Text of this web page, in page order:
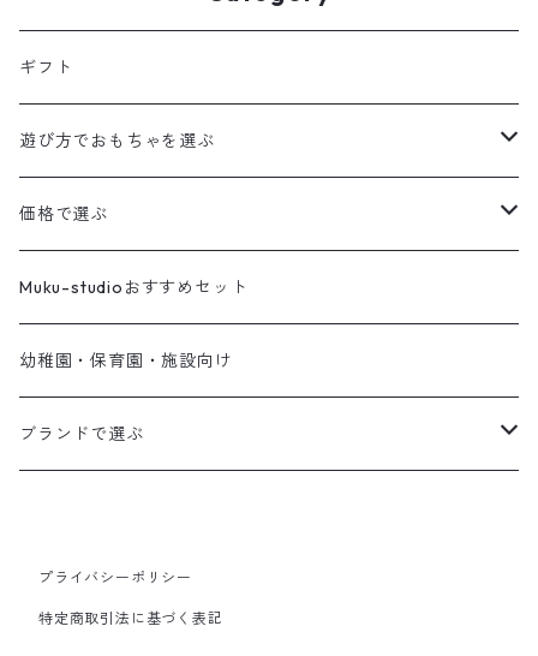
ギフト
遊び方でおもちゃを選ぶ
積み木
音が鳴るおもちゃ
指先を使うおもちゃ
ころがして遊ぶおもちゃ
からだを使うおもちゃ
価格で選ぶ
１〜１,０００円
１,００１〜２,０００円
２,００１〜３,０００円
４,００１〜５,０００円
Muku-studioおすすめセット
幼稚園・保育園・施設向け
ブランドで選ぶ
IKONIH TOKYO
プライバシーポリシー
特定商取引法に基づく表記